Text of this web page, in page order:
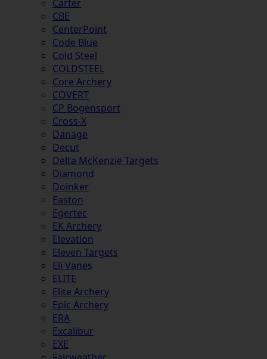
Carter
CBE
CenterPoint
Code Blue
Cold Steel
COLDSTEEL
Core Archery
COVERT
CP Bogensport
Cross-X
Danage
Decut
Delta McKenzie Targets
Diamond
Doinker
Easton
Egertec
EK Archery
Elevation
Eleven Targets
Eli Vanes
ELITE
Elite Archery
Epic Archery
ERA
Excalibur
EXE